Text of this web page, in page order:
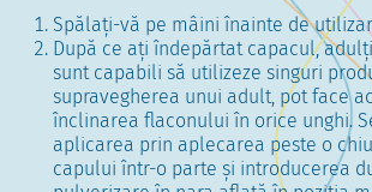
Spălați-vă pe mâini înainte de
După ce ați îndepărtat capacul,
sunt capabili să utilizeze singuri
supravegherea unui adult, pot face
înclinarea flaconului în orice unghi.
aplicarea prin aplecarea peste o
capului într-o parte și introducerea